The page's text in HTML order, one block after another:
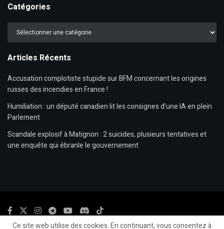
Catégories
Catégories
Articles Récents
Accusation complotiste stupide sur BFM concernant les origines
russes des incendies en France !
Humiliation : un député canadien lit les consignes d’une IA en plein
Parlement
Scandale explosif à Matignon : 2 suicides, plusieurs tentatives et
une enquête qui ébranle le gouvernement
Ce site web utilise des cookies. En continuant, vous consentez à